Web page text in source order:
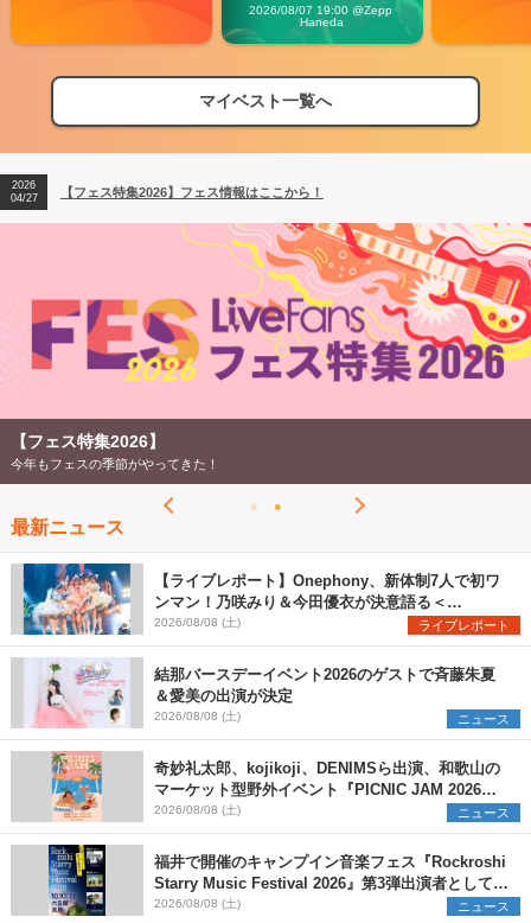
Carnival」
2026/08/07 19:00 @Zepp
Haneda
マイベスト一覧へ
【フェス特集2026】フェス情報はここから！
【ライブ動員ランキング】2026年上半期編発表！
2026
04/27
【フェス特集2026】フェス情報はここから！
2026
【ライブ動員ランキング】2026年上半期編発表！
【フェス特集2026】
今年もフェスの季節がやってきた！
最新ニュース
【ライブレポート】Onephony、新体制7人で初ワ
ンマン！乃咲みり＆今田優衣が決意語る＜
Onephony新体制1st Oneman Live はじまりの夏
＞
2026/08/08 (土) ライブレポート
結那バースデーイベント2026のゲストで斉藤朱夏
＆愛美の出演が決定
2026/08/08 (土) ニュース
奇妙礼太郎、kojikoji、DENIMSら出演、和歌山の
マーケット型野外イベント『PICNIC JAM 2026』
早割チケット発売開始
2026/08/08 (土) ニュース
福井で開催のキャンプイン音楽フェス『Rockroshi
Starry Music Festival 2026』第3弾出演者として
SCOOBIE DO、かりゆし58、Reiを発表
2026/08/08 (土) ニュース